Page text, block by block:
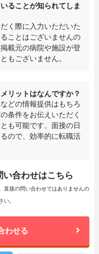
ることが知られてしま
く際に入力いただいた
ことはございませんの
載元の病院や施設が登
もございません。
リットはなんですか？
どの情報提供はもちろ
条件をお伝えいただく
も可能です。面接の日
ので、効率的に転職活
い合わせはこちら
直接の問い合わせではありませんの
い。
わせる